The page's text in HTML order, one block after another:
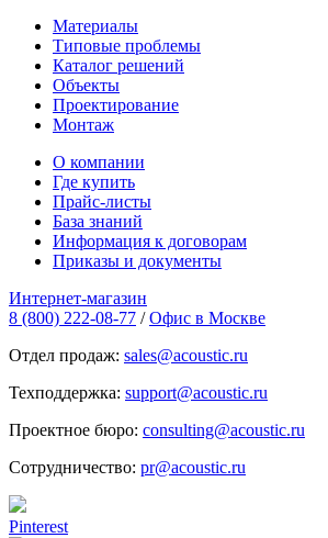
Материалы
Типовые проблемы
Каталог решений
Объекты
Проектирование
Монтаж
О компании
Где купить
Прайс-листы
База знаний
Информация к договорам
Приказы и документы
Интернет-магазин
8 (800) 222-08-77 / Офис в Москве
Отдел продаж: sales@acoustic.ru
Техподдержка: support@acoustic.ru
Проектное бюро: consulting@acoustic.ru
Сотрудничество: pr@acoustic.ru
Pinterest